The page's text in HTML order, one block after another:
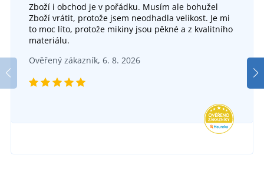
Dámské tričko POND
370 Kč
Zboží i obchod je v pořádku. Musím ale bohužel
Zboží vrátit, protože jsem neodhadla velikost. Je mi
to moc líto, protože mikiny jsou pěkné a z kvalitního
materiálu.
Ověřený zákazník, 6. 8. 2026